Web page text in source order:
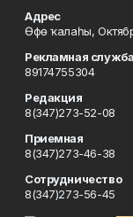
Адрес
Өфө ҡалаһы,
Рекламная служба
89174755304
Редакция
8(347)273-52-08
Приемная
8(347)273-46-38
Сотрудничество
8(347)273-56-45